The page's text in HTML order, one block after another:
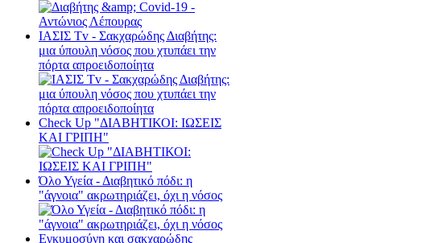
ΙΑΣΙΣ Tv - Σακχαρώδης Διαβήτης:
μια ύπουλη νόσος που χτυπάει την
πόρτα απροειδοποίητα
Check Up "ΔΙΑΒΗΤΙΚΟΙ: ΙΩΣΕΙΣ
ΚΑΙ ΓΡΙΠΗ"
Όλο Υγεία - Διαβητικό πόδι: η
"άγνοια" ακρωτηριάζει, όχι η νόσος
Εγκυμοσύνη και σακχαρώδης